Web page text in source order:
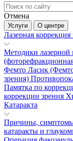
Отмена
Услуги О центре
Лазерная коррекция
Методики лазерной
Фемто Ласик
зрения)
Памятка по
коррекции зрения
Катаракта
Причины, симптомы
катаракты и